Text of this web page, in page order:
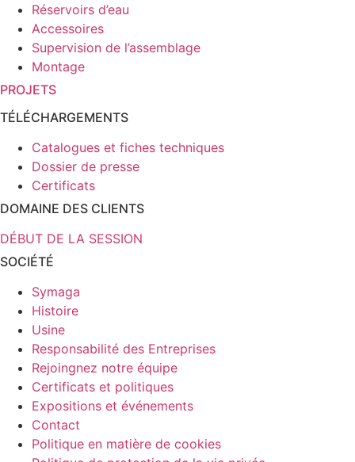
Réservoirs d’eau
Accessoires
Supervision de l’assemblage
Montage
PROJETS
TÉLÉCHARGEMENTS
Catalogues et fiches techniques
Dossier de presse
Certificats
DOMAINE DES CLIENTS
DÉBUT DE LA SESSION
SOCIÉTÉ
Symaga
Histoire
Usine
Responsabilité des Entreprises
Rejoingnez notre équipe
Certificats et politiques
Expositions et événements
Contact
Politique en matière de cookies